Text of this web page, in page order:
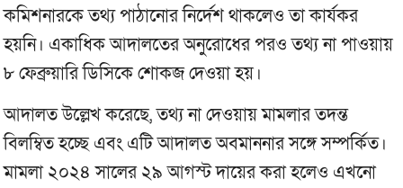
কমিশনারকে তথ্য পাঠানোর নির্দেশ থাকলেও তা কার্যকর
হয়নি। একাধিক আদালতের অনুরোধের পরও তথ্য না পাওয়ায়
৮ ফেব্রুয়ারি ডিসিকে শোকজ দেওয়া হয়।
আদালত উল্লেখ করেছে, তথ্য না দেওয়ায় মামলার তদন্ত
বিলম্বিত হচ্ছে এবং এটি আদালত অবমাননার সঙ্গে সম্পর্কিত।
মামলা ২০২৪ সালের ২৯ আগস্ট দায়ের করা হলেও এখনো